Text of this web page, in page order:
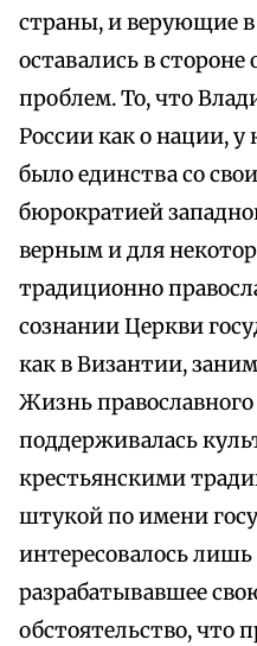
страны, и верующие
оставались в
проблем. То, что
России как о нации, у
было единства со
бюрократией
верным и для
традиционно
сознании Церкви
как в Византии,
Жизнь православного
поддерживалась
крестьянскими
штукой по имени
интересовалось
разрабатывавшее
обстоятельство, что